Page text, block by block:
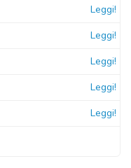
Leggi!
Leggi!
Leggi!
Leggi!
Leggi!